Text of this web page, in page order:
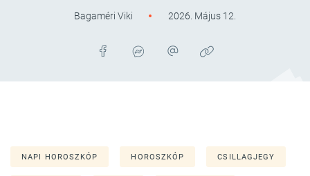
Bagaméri Viki 2026. Május 12.
NAPI HOROSZKÓP HOROSZKÓP CSILLAGJEGY